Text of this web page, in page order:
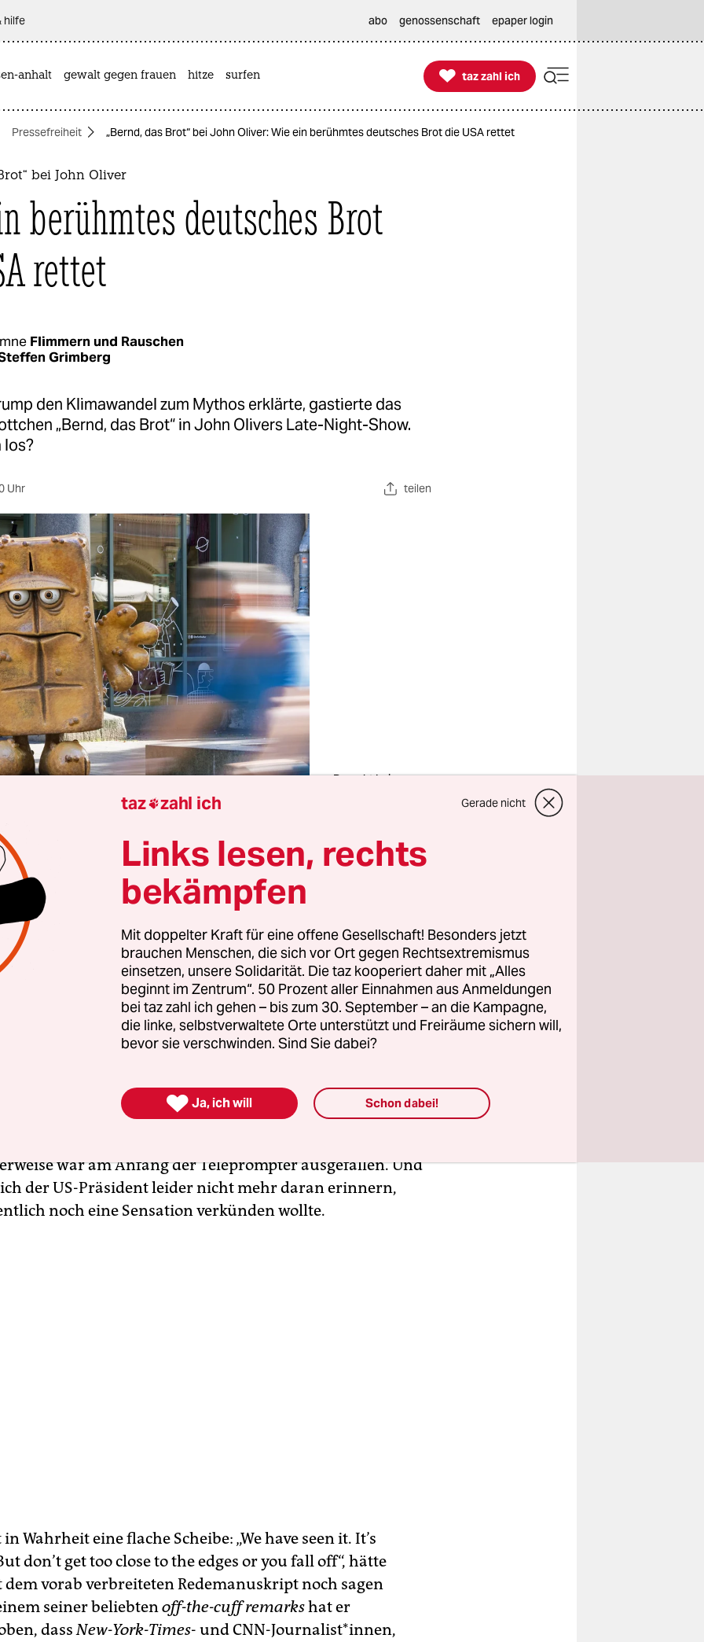
hilfe abo genossenschaft epaper login
anhalt gewalt gegen frauen hitze surfen 
taz zahl ich
taz zahl ich
Pressefreiheit „Bernd, das Brot“ bei John Oliver: Wie ein berühmtes deutsches Brot die USA rettet
bei John Oliver
berühmtes deutsches Brot
rettet
Flimmern und Rauschen
Grimberg
den Klimawandel zum Mythos erklärte, gastierte das
„Bernd, das Brot“ in John Olivers Late-Night-Show.
los?
Uhr teilen
Braucht kein
Foto: Paul-Philiüü
Braun/epd/imago
Amerika kann doch noch gerettet werden. Auch
Pentagon
mal eben eine Vorzensur für jegliche
einführt und Journalist*innen, die sich nicht
mit sofortigem Liebes- und Akkreditierungsentzug droht.
dass Medien, die kritisch über ihn
Verbotenes tun. „They’ll take a great story and they’ll
See, I think that’s really illegal“, sagte er am Freitag im Oval
hat Trump bei derUN-Vollversammlung
nachgelegt und
war am Anfang der Teleprompter ausgefallen. Und
der US-Präsident leider nicht mehr daran erinnern,
noch eine Sensation verkünden wollte.
Wahrheit eine flache Scheibe: „We have seen it. It’s
don’t get too close to the edges or you fall off“, hätte
vorab verbreiteten Redemanuskript noch sagen
seiner beliebtenoff-the-cuff remarkshat er
dassNew-York-Times- und CNN-Journalist*innen,
taz zahl ich Gerade nicht
Links lesen, rechts
bekämpfen
Mit doppelter Kraft für eine offene Gesellschaft! Besonders jetzt
brauchen Menschen, die sich vor Ort gegen Rechtsextremismus
einsetzen, unsere Solidarität. Die taz kooperiert daher mit „Alles
beginnt im Zentrum“. 50 Prozent aller Einnahmen aus Anmeldungen
bei taz zahl ich gehen – bis zum 30. September – an die Kampagne,
die linke, selbstverwaltete Orte unterstützt und Freiräume sichern will,
bevor sie verschwinden. Sind Sie dabei?
 Ja, ich will Schon dabei!